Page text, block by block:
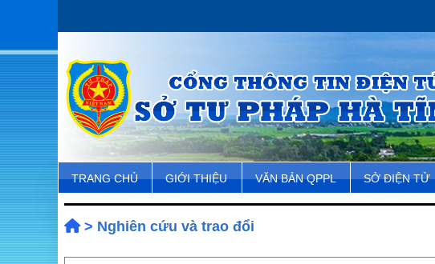
TRANG CHỦ GIỚI THIỆU VĂN BẢN QPPL SỞ ĐIỆN TỬ
> Nghiên cứu và trao đổi